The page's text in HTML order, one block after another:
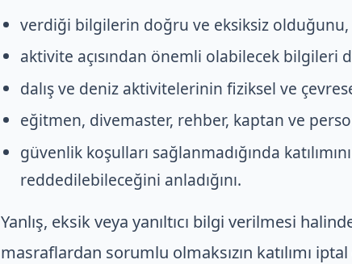
verdiği bilgilerin doğru ve eksiksiz olduğunu,
aktivite açısından önemli olabilecek bilgileri
dalış ve deniz aktivitelerinin fiziksel ve
eğitmen, divemaster, rehber, kaptan ve
güvenlik koşulları sağlanmadığında
reddedilebileceğini anladığını.
Yanlış, eksik veya yanıltıcı bilgi verilmesi
masraflardan sorumlu olmaksızın katılımı